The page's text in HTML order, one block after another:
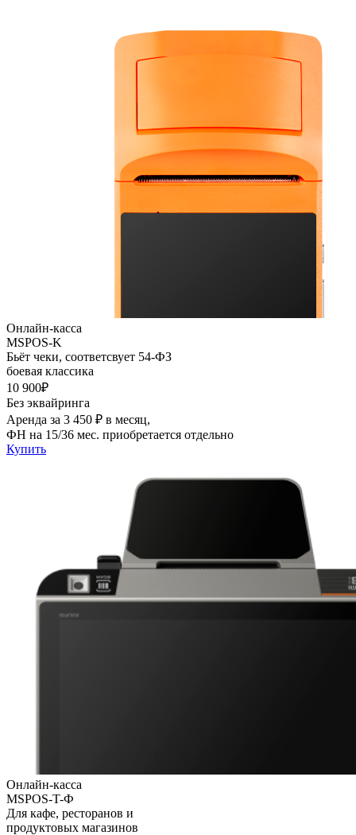
Онлайн-касса
MSPOS-K
Бьёт чеки, соответсвует 54-ФЗ
боевая классика
10 900₽
Без эквайринга
Аренда за 3 450 ₽ в месяц,
ФН на 15/36 мес. приобретается отдельно
Купить
Онлайн-касса
MSPOS-T-Ф
Для кафе, ресторанов и
продуктовых магазинов